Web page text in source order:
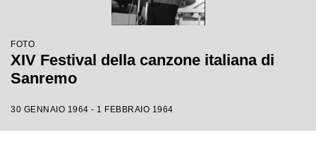
FOTO
XIV Festival della canzone italiana di
Sanremo
30 GENNAIO 1964 - 1 FEBBRAIO 1964